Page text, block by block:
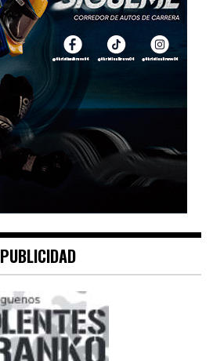
PUBLICIDAD